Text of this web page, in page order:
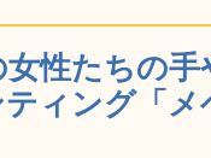
性たちの
ィング「